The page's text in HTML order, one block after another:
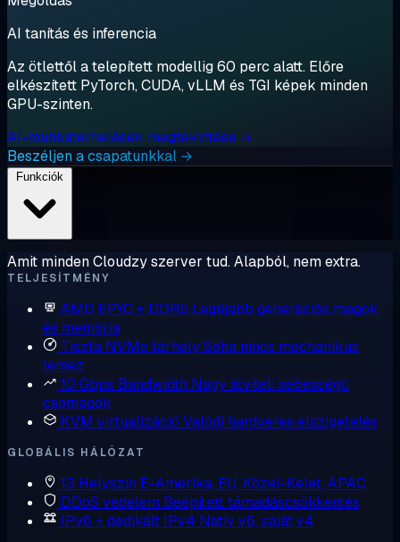
AI tanítás és inferencia
Az ötlettől a telepített modellig 60 perc alatt. Előre
elkészített PyTorch, CUDA, vLLM és TGI képek minden
GPU-szinten.
AI-munkaterhelések megtekintése →
Beszéljen a csapatunkkal →
Amit minden Cloudzy szerver tud. Alapból, nem extra.
TELJESÍTMÉNY
AMD EPYC + DDR5 Legújabb generációs magok
és memória
Tiszta NVMe tárhelySoha nincs mechanikus
lemez
10 Gbps Bandwidth Nagy átviteli sebességű
csomagok
KVM virtualizáció Valódi hardveres elszigetelés
GLOBÁLIS HÁLÓZAT
13 Helyszín É-Amerika, EU, Közel-Kelet, APAC
DDoS védelem Beépített támadáscsökkentés
IPv6 + dedikált IPv4 Natív v6, saját v4